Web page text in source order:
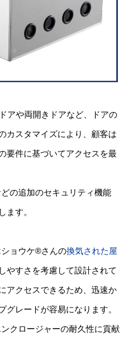
アや両開きドアなど、ドアの
カスタマイズにより、顧客は
要件に基づいてアクセスを最
の追加のセキュリティ機能
ます。
ショウケ®さんの換気された屋
やすさを考慮して設計されて
アクセスできるため、迅速か
レードが容易になります。
クロージャーの耐久性に貢献